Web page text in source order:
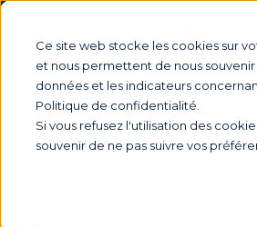
Ce site web stocke les cookies sur
et nous permettent de nous
données et les indicateurs
Politique de confidentialité.
Si vous refusez l'utilisation des
souvenir de ne pas suivre vos
Partager